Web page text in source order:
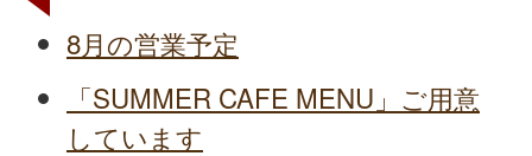
8月の営業予定
「SUMMER CAFE MENU」ご用意
しています